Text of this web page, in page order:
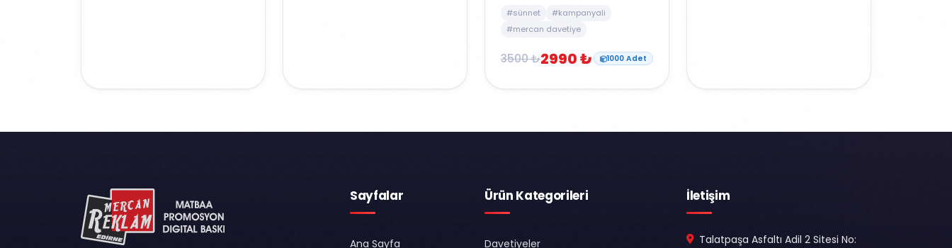
#sünnet
#kampanyali
#mercan davetiye
3500 ₺2990 ₺ 1000 Adet
Sayfalar
Ana Sayfa
Ürün Kategorileri
Davetiyeler
İletişim
Talatpaşa Asfaltı Adil 2 Sitesi No: